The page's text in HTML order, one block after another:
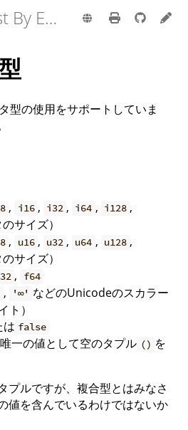
Rust By Example
型の使用をサポートしていま
, i16 , i32 , i64 , i128 ,
サイズ）
, u16 , u32 , u64 , u128 ,
サイズ）
,
f64
, '∞' などのUnicodeのスカラー
ト）
は false
唯一の値として空のタプル () を
プルですが、複合型とはみなさ
値を含んでいるわけではないか